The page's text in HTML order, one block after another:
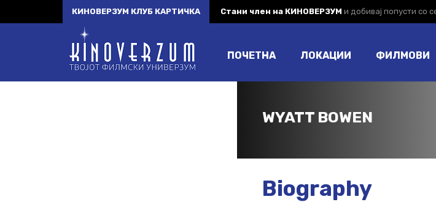
КИНОВЕРЗУМ КЛУБ КАРТИЧКА Стани член на КИНОВЕРЗУМ и добивај попусти со
ПОЧЕТНА ЛОКАЦИИ ФИЛМОВИ
WYATT BOWEN
Biography